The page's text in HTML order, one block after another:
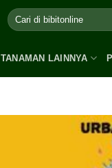
TANAMAN LAINNYA